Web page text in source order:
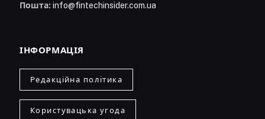
Пошта: info@fintechinsider.com.ua
ІНФОРМАЦІЯ
Редакційна політика
Користувацька угода